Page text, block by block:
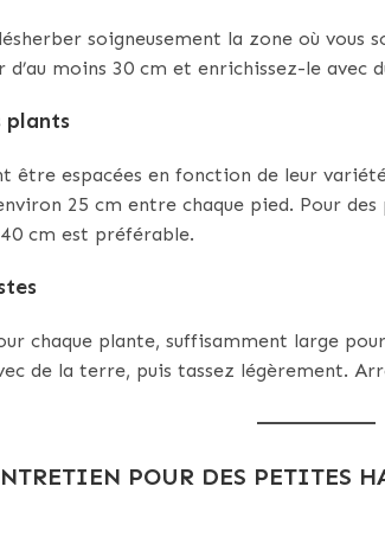
soigneusement la zone où vous
d’au moins 30 cm et enrichissez-le avec
plants
être espacées en fonction de leur
25 cm entre chaque pied. Pour
cm est préférable.
chaque plante, suffisamment large
de la terre, puis tassez légèrement.
POUR DES PETITES